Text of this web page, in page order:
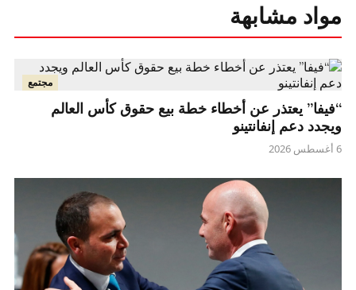
مواد مشابهة
مجتمع
“فيفا” يعتذر عن أخطاء خطة بيع حقوق كأس العالم
ويجدد دعم إنفانتينو
6 أغسطس 2026